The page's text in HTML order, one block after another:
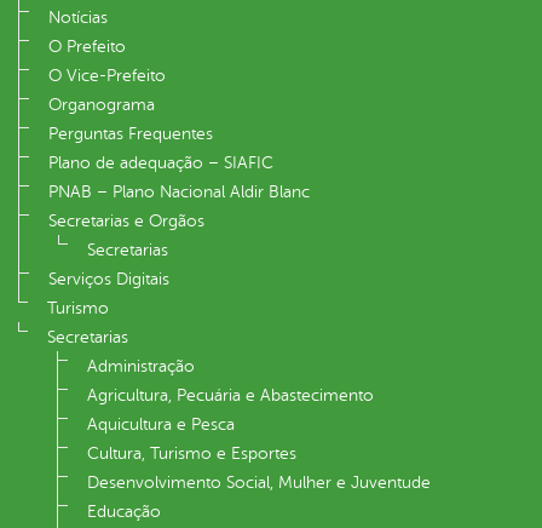
Notícias
O Prefeito
O Vice-Prefeito
Organograma
Perguntas Frequentes
Plano de adequação – SIAFIC
PNAB – Plano Nacional Aldir Blanc
Secretarias e Orgãos
Secretarias
Serviços Digitais
Turismo
Secretarias
Administração
Agricultura, Pecuária e Abastecimento
Aquicultura e Pesca
Cultura, Turismo e Esportes
Desenvolvimento Social, Mulher e Juventude
Educação